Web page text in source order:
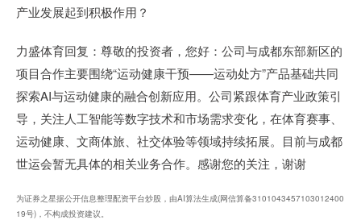
产业发展起到积极作用？
力盛体育回复：尊敬的投资者，您好：公司与成都东部新区的
项目合作主要围绕“运动健康干预——运动处方”产品基础共同
探索AI与运动健康的融合创新应用。公司紧跟体育产业政策引
导，关注人工智能等数字技术和市场需求变化，在体育赛事、
运动健康、文商体旅、社交体验等领域持续拓展。目前与成都
世运会暂无具体的相关业务合作。感谢您的关注，谢谢
为证券之星据公开信息整理配资平台炒股，由AI算法生成(网信算备3101043457103012400
19号)，不构成投资建议。